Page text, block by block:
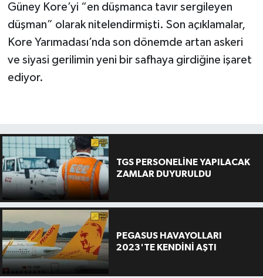
Güney Kore’yi “en düşmanca tavır sergileyen
düşman” olarak nitelendirmişti. Son açıklamalar,
Kore Yarımadası’nda son dönemde artan askeri
ve siyasi gerilimin yeni bir safhaya girdiğine işaret
ediyor.
TGS PERSONELİNE YAPILACAK
ZAMLAR DUYURULDU
PEGASUS HAVAYOLLARI
2023'TE KENDİNİ AŞTI